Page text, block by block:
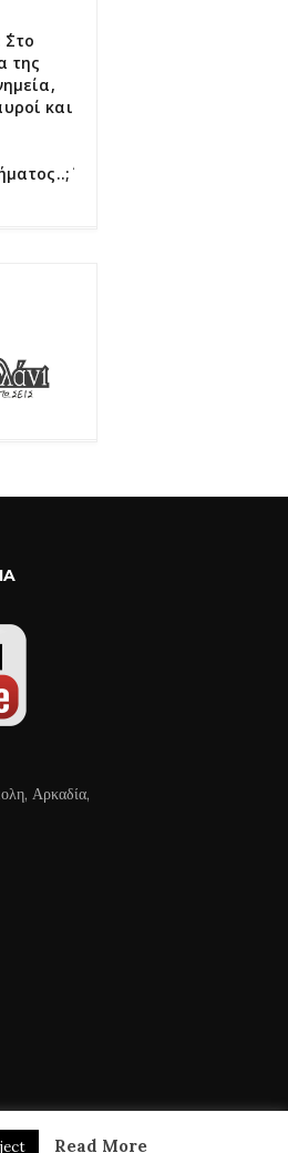
της
και
Αρκαδία,
Read More